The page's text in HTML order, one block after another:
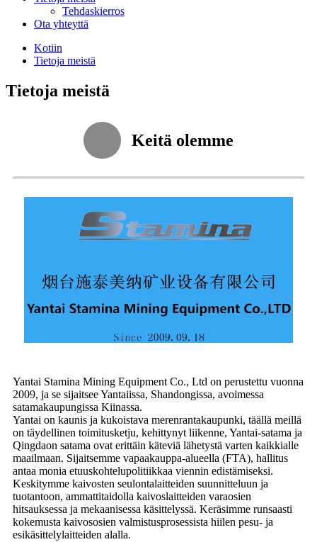
Tehdaskierros
Ota yhteyttä
Kotiin
Tietoja meistä
Tietoja meistä
Keitä olemme
Yantai Stamina Mining Equipment Co., Ltd on perustettu vuonna
2009, ja se sijaitsee Yantaiissa, Shandongissa, avoimessa
satamakaupungissa Kiinassa.
Yantai on kaunis ja kukoistava merenrantakaupunki, täällä meillä
on täydellinen toimitusketju, kehittynyt liikenne, Yantai-satama ja
Qingdaon satama ovat erittäin käteviä lähetystä varten kaikkialle
maailmaan. Sijaitsemme vapaakauppa-alueella (FTA), hallitus
antaa monia etuuskohtelupolitiikkaa viennin edistämiseksi.
Keskitymme kaivosten seulontalaitteiden suunnitteluun ja
tuotantoon, ammattitaidolla kaivoslaitteiden varaosien
hitsauksessa ja mekaanisessa käsittelyssä. Keräsimme runsaasti
kokemusta kaivososien valmistusprosessista hiilen pesu- ja
esikäsittelylaitteiden alalla.